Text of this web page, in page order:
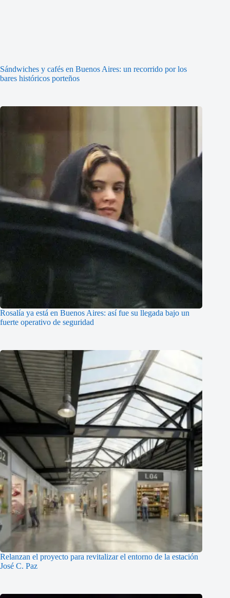
Sándwiches y cafés en Buenos Aires: un recorrido por los
bares históricos porteños
Rosalía ya está en Buenos Aires: así fue su llegada bajo un
fuerte operativo de seguridad
Relanzan el proyecto para revitalizar el entorno de la estación
José C. Paz